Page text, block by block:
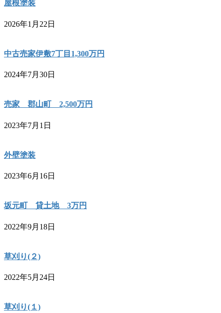
屋根塗装
2026年1月22日
中古売家伊敷7丁目1,300万円
2024年7月30日
売家 郡山町 2,500万円
2023年7月1日
外壁塗装
2023年6月16日
坂元町 貸土地 3万円
2022年9月18日
草刈り(２)
2022年5月24日
草刈り(１)